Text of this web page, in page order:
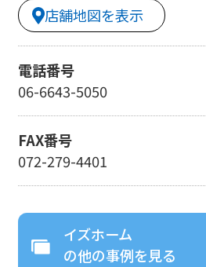
店舗地図を表示
電話番号
06-6643-5050
FAX番号
072-279-4401
イズホーム
の他の事例を見る